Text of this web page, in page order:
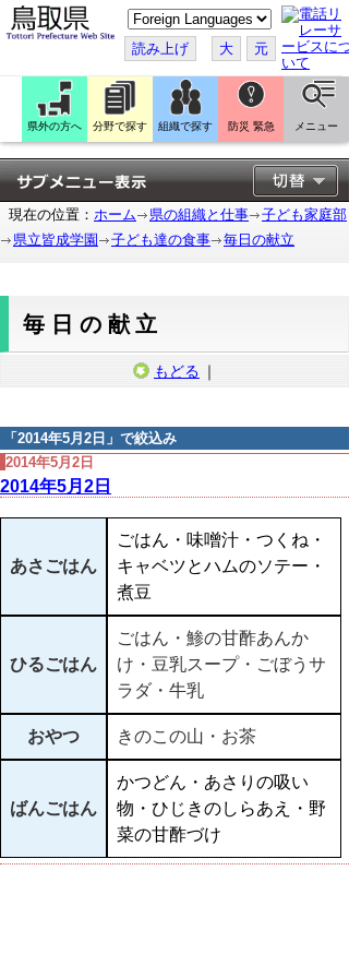
こ
の
ペ
ー
ジ
翻
訳
す
る
読み上げ 大 元
県外の方へ 分野で探す 組織で探す 防災 緊急 メニュー
現在の位置： ホーム 県の組織と仕事
子ども家庭部
県立皆成学園
子ども達の食事 毎日の献立
毎日の献立
もどる ｜
「 2014年5月2日 」で絞込み
2014年5月2日
2014年5月2日
あさごはん
ごはん・味噌汁・つくね・
キャベツとハムのソテー・
煮豆
ひるごはん
ごはん・鯵の甘酢あんか
け・豆乳スープ・ごぼうサ
ラダ・牛乳
おやつ きのこの山・お茶
ばんごはん
かつどん・あさりの吸い
物・ひじきのしらあえ・野
菜の甘酢づけ